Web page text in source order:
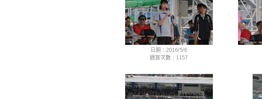
日期：2016/5/6
觀賞次數：1157